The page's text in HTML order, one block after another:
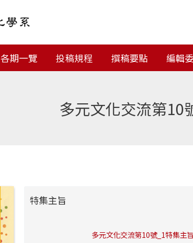
各期一覽 投稿規程 撰稿要點 編輯
多元文化交流第10
特集主旨
多元文化交流第10號_1特集主旨